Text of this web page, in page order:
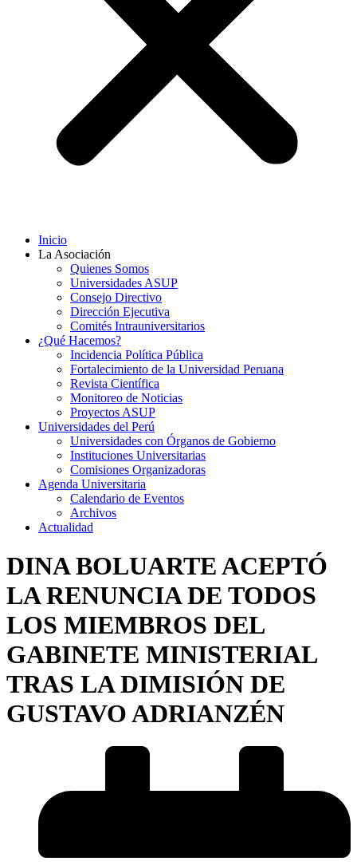
Inicio
La Asociación
Quienes Somos
Universidades ASUP
Consejo Directivo
Dirección Ejecutiva
Comités Intrauniversitarios
¿Qué Hacemos?
Incidencia Política Pública
Fortalecimiento de la Universidad Peruana
Revista Científica
Monitoreo de Noticias
Proyectos ASUP
Universidades del Perú
Universidades con Órganos de Gobierno
Instituciones Universitarias
Comisiones Organizadoras
Agenda Universitaria
Calendario de Eventos
Archivos
Actualidad
DINA BOLUARTE ACEPTÓ
LA RENUNCIA DE TODOS
LOS MIEMBROS DEL
GABINETE MINISTERIAL
TRAS LA DIMISIÓN DE
GUSTAVO ADRIANZÉN